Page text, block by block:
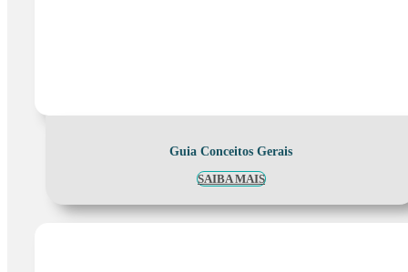
Guia Conceitos Gerais
SAIBA MAIS